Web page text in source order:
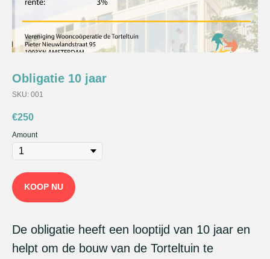
Obligatie 10 jaar
SKU: 001
€250
Amount
KOOP NU
De obligatie heeft een looptijd van 10 jaar en
helpt om de bouw van de Torteltuin te